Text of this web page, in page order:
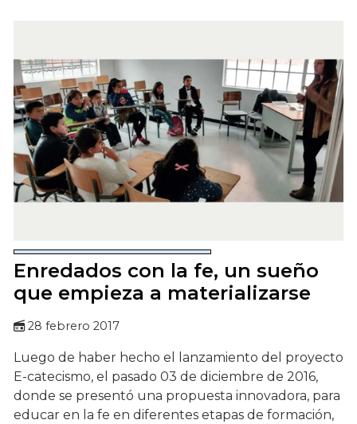
Enredados con la fe, un sueño
que empieza a materializarse
28 febrero 2017
Luego de haber hecho el lanzamiento del proyecto
E-catecismo, el pasado 03 de diciembre de 2016,
donde se presentó una propuesta innovadora, para
educar en la fe en diferentes etapas de formación,